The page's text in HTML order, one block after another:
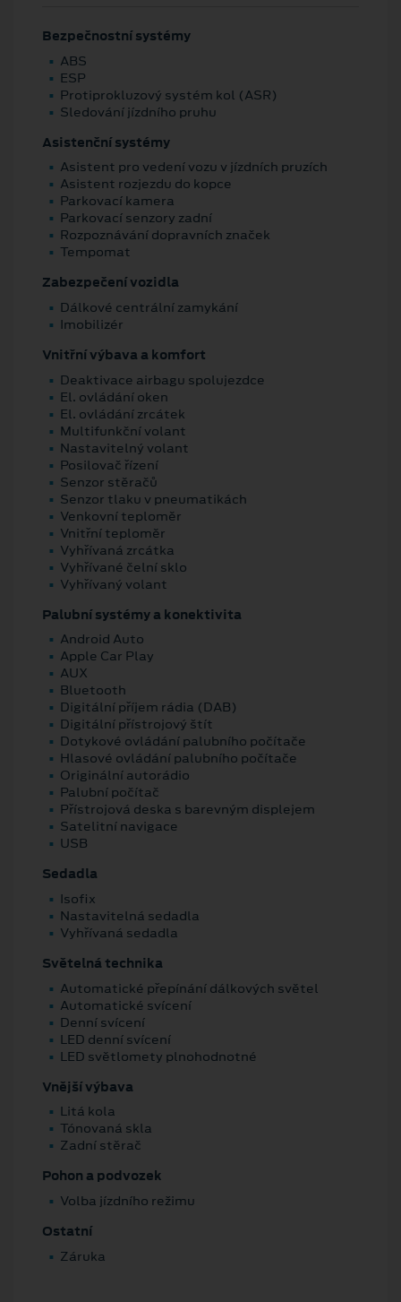
Bezpečnostní systémy
ABS
ESP
Protiprokluzový systém kol (ASR)
Sledování jízdního pruhu
Asistenční systémy
Asistent pro vedení vozu v jízdních pruzích
Asistent rozjezdu do kopce
Parkovací kamera
Parkovací senzory zadní
Rozpoznávání dopravních značek
Tempomat
Zabezpečení vozidla
Dálkové centrální zamykání
Imobilizér
Vnitřní výbava a komfort
Deaktivace airbagu spolujezdce
El. ovládání oken
El. ovládání zrcátek
Multifunkční volant
Nastavitelný volant
Posilovač řízení
Senzor stěračů
Senzor tlaku v pneumatikách
Venkovní teploměr
Vnitřní teploměr
Vyhřívaná zrcátka
Vyhřívané čelní sklo
Vyhřívaný volant
Palubní systémy a konektivita
Android Auto
Apple Car Play
AUX
Bluetooth
Digitální příjem rádia (DAB)
Digitální přístrojový štít
Dotykové ovládání palubního počítače
Hlasové ovládání palubního počítače
Originální autorádio
Palubní počítač
Přístrojová deska s barevným displejem
Satelitní navigace
USB
Sedadla
Isofix
Nastavitelná sedadla
Vyhřívaná sedadla
Světelná technika
Automatické přepínání dálkových světel
Automatické svícení
Denní svícení
LED denní svícení
LED světlomety plnohodnotné
Vnější výbava
Litá kola
Tónovaná skla
Zadní stěrač
Pohon a podvozek
Volba jízdního režimu
Ostatní
Záruka